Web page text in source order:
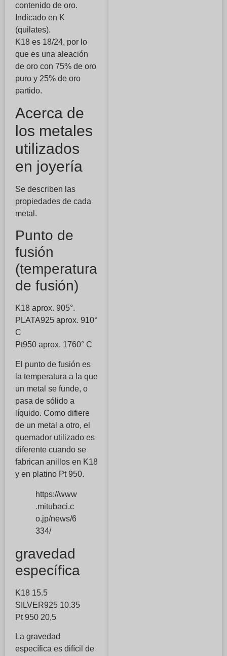
contenido de oro.
Indicado en K
(quilates).
K18 es 18/24, por lo
que es una aleación
de oro con 75% de oro
puro y 25% de oro
partido.
Acerca de
los metales
utilizados
en joyería
Se describen las
propiedades de cada
metal.
Punto de
fusión
(temperatura
de fusión)
K18 aprox. 905°.
PLATA925 aprox. 910°
C
Pt950 aprox. 1760° C
El punto de fusión es
la temperatura a la que
un metal se funde, o
pasa de sólido a
líquido. Como difiere
de un metal a otro, el
quemador utilizado es
diferente cuando se
fabrican anillos en K18
y en platino Pt 950.
https://www
.mitubaci.c
o.jp/news/6
334/
gravedad
específica
K18 15.5
SILVER925 10.35
Pt 950 20,5
La gravedad
específica es difícil de